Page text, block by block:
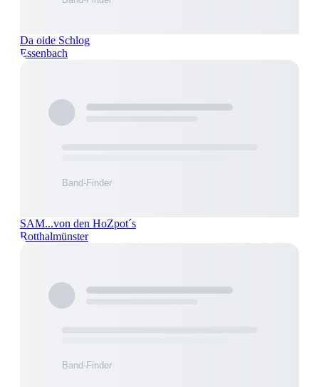
Da oide Schlog
Essenbach
SAM...von den HoZpot´s
Rotthalmünster